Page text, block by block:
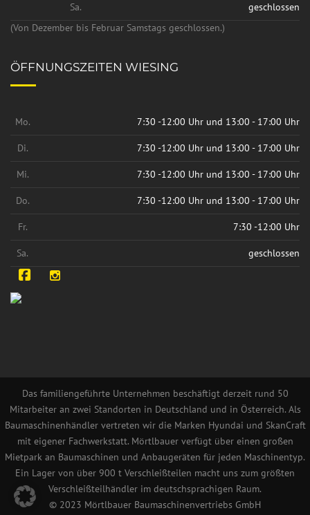
Sa.
geschlossen
(Von Dezember bis Februar Samstags geschlossen.)
ÖFFNUNGSZEITEN WIESING
Mo. 7:30 -12:00 Uhr und 13:00 - 17:00 Uhr
Di. 7:30 -12:00 Uhr und 13:00 - 17:00 Uhr
Mi. 7:30 -12:00 Uhr und 13:00 - 17:00 Uhr
Do. 7:30 -12:00 Uhr und 13:00 - 17:00 Uhr
Fr. 7:30 -12:00 Uhr
Sa. geschlossen
Facebook
Das familiengeführte Unternehmen beschäftigt derzeit rund 50
Mitarbeiter an zwei Standorten in Deutschland und in Österreich. Als
Baumaschinenhändler vertreten wir die Marken Hyundai und SkanCraft
mit eigener Fachwerkstatt. Mörtlbauer verfügt über einen großen
Mietpark an Baumaschinen und Anbaugeräten für jeden Maschinentyp.
Ein Lager von über 900 t Verschleißteilen macht uns zum größten
Verschleißteilhändler im deutschsprachigen Raum.
© 2023 Mörtlbauer Baumaschinenvertriebs GmbH